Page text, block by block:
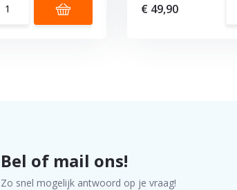
€ 49,90
Bel of mail ons!
Zo snel mogelijk antwoord op je vraag!